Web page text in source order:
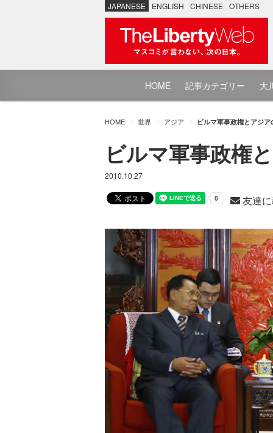
JAPANESE ENGLISH CHINESE OTHERS
HOME 記事カテゴリー 大
HOME 世界 アジア ビルマ軍事政権とアジ
ビルマ軍事政権
2010.10.27
友達